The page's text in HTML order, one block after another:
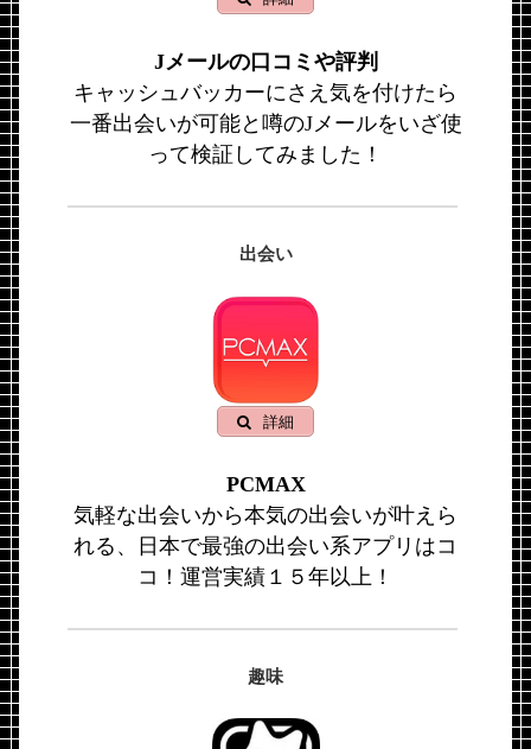
Jメールの口コミや評判
キャッシュバッカーにさえ気を付けたら
一番出会いが可能と噂のJメールをいざ使
って検証してみました！
出会い
詳細
PCMAX
気軽な出会いから本気の出会いが叶えら
れる、日本で最強の出会い系アプリはコ
コ！運営実績１５年以上！
趣味